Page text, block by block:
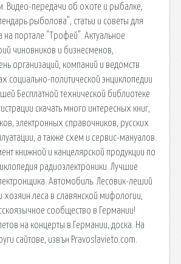
Видео-передачи об охоте и рыбалке,
рыболова", статьи и советы для
на портале "Трофей". Актуальное
чиновников и бизнесменов,
организаций, компаний и ведомств
социально-политической энциклопедии
Бесплатной технической библиотеке
скачать много интересных книг,
электронных справочников, русских
а также схем и сервис-мануалов.
книжной и канцелярской продукции по
радиоэлектроники. Лучшие
Автомобиль. Лесовик-леший
хозяин леса в славянской мифологии,
сообщество в Германии!
на концерты в Германии, доска. На
сайтове, извън Pravoslavieto.com.